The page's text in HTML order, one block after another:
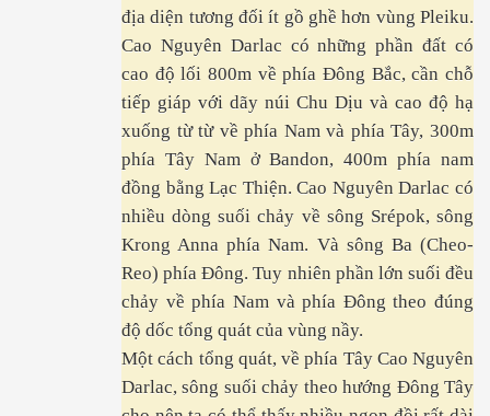
địa diện tương đối ít gồ ghề hơn vùng Pleiku.
Cao Nguyên Darlac có những phần đất có
cao độ lối 800m về phía Đông Bắc, cần chỗ
tiếp giáp với dãy núi Chu Dịu và cao độ hạ
xuống từ từ về phía Nam và phía Tây, 300m
phía Tây Nam ở Bandon, 400m phía nam
đồng bằng Lạc Thiện. Cao Nguyên Darlac có
nhiều dòng suối chảy về sông Srépok, sông
Krong Anna phía Nam. Và sông Ba (Cheo-
Reo) phía Đông. Tuy nhiên phần lớn suối đều
chảy về phía Nam và phía Đông theo đúng
độ dốc tổng quát của vùng nầy.
Một cách tổng quát, về phía Tây Cao Nguyên
Darlac, sông suối chảy theo hướng Đông Tây
Y ĐH Cần Thơ